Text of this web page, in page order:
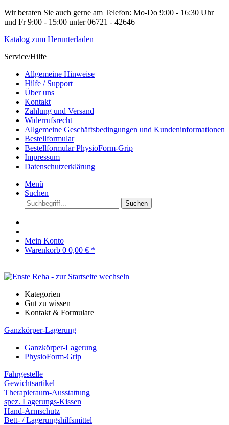
Wir beraten Sie auch gerne am Telefon: Mo-Do 9:00 - 16:30 Uhr
und Fr 9:00 - 15:00 unter 06721 - 42646
Katalog zum Herunterladen
Service/Hilfe
Allgemeine Hinweise
Hilfe / Support
Über uns
Kontakt
Zahlung und Versand
Widerrufsrecht
Allgemeine Geschäftsbedingungen und Kundeninformationen
Bestellformular
Bestellformular PhysioForm-Grip
Impressum
Datenschutzerklärung
Menü
Suchen
Suchen
Mein Konto
Warenkorb 0 0,00 € *
Kategorien
Gut zu wissen
Kontakt & Formulare
Ganzkörper-Lagerung
Ganzkörper-Lagerung
PhysioForm-Grip
Fahrgestelle
Gewichtsartikel
Therapieraum-Ausstattung
spez. Lagerungs-Kissen
Hand-Armschutz
Bett- / Lagerungshilfsmittel